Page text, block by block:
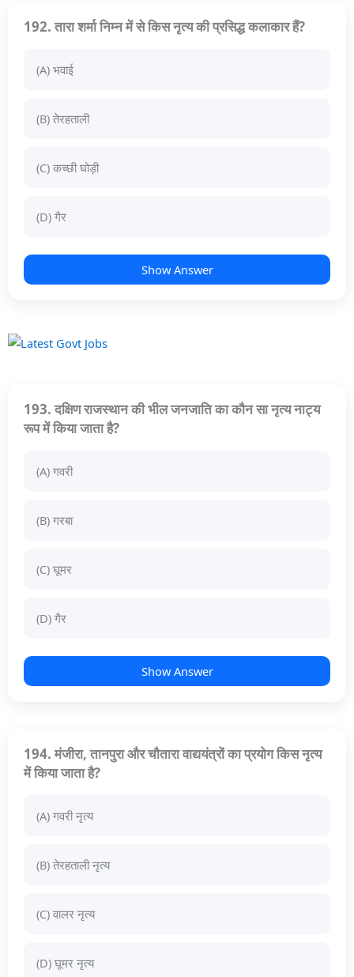
192. तारा शर्मा निम्न में से किस नृत्य की प्रसिद्ध कलाकार हैं?
(A) भवाई
(B) तेरहताली
(C) कच्छी घोड़ी
(D) गैर
Show Answer
193. दक्षिण राजस्थान की भील जनजाति का कौन सा नृत्य नाट्य
रूप में किया जाता है?
(A) गवरी
(B) गरबा
(C) घूमर
(D) गैर
Show Answer
194. मंजीरा, तानपुरा और चौतारा वाद्ययंत्रों का प्रयोग किस नृत्य
में किया जाता है?
(A) गवरी नृत्य
(B) तेरहताली नृत्य
(C) वालर नृत्य
(D) घूमर नृत्य